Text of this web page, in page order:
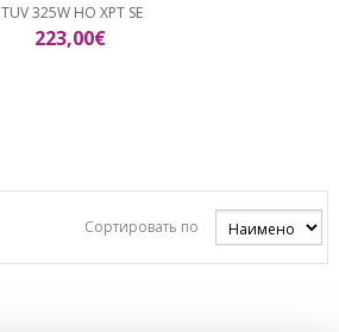
TUV 325W HO XPT SE
223,00€
Сортировать по